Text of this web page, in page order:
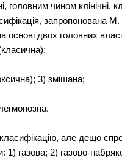
головним чином клінічні,
запропонована М.
основі двох головних
3) змішана;
класифікацію, але дещо
1) газова; 2) газово-